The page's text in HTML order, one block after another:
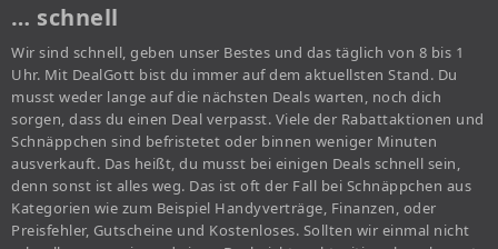
… schnell
Wir sind schnell, geben unser Bestes und das täglich von 8 bis 1
Uhr. Mit DealGott bist du immer auf dem aktuellsten Stand. Du
musst weder lange auf die nächsten Deals warten, noch dich
sorgen, dass du einen Deal verpasst. Viele der Rabattaktionen und
Schnäppchen sind befristetet oder binnen weniger Minuten
ausverkauft. Das heißt, du musst bei einigen Deals schnell sein,
denn sonst ist alles weg. Das ist oft der Fall bei Schnäppchen aus
Kategorien wie zum Beispiel Handyverträge, Finanzen, oder
Preisfehler, Gutscheine und Kostenloses. Sollten wir einmal nicht